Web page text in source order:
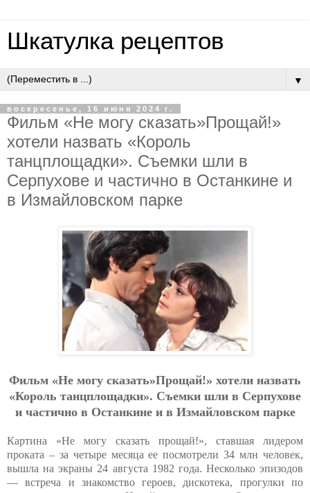
Шкатулка рецептов
▼
воскресенье, 16 июня 2024 г.
Фильм «Не могу сказать»Прощай!»
хотели назвать «Король
танцплощадки». Съемки шли в
Серпухове и частично в Останкине и
в Измайловском парке
Фильм «Не могу сказать»Прощай!» хотели назвать
«Король танцплощадки». Съемки шли в Серпухове
и частично в Останкине и в Измайловском парке
Картина «Не могу сказать прощай!», ставшая лидером
проката – за четыре месяца ее посмотрели 34 млн человек,
вышла на экраны 24 августа 1982 года. Несколько эпизодов
— встреча и знакомство героев, дискотека, прогулки по